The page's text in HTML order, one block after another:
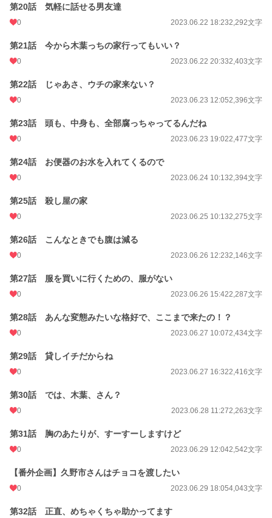
第20話 気軽に話せる男友達
0 2023.06.22 18:232,292文字
第21話 今から木葉っちの家行ってもいい？
0 2023.06.22 20:332,403文字
第22話 じゃあさ、ウチの家来ない？
0 2023.06.23 12:052,396文字
第23話 頭も、中身も、全部腐っちゃってるんだね
0 2023.06.23 19:022,477文字
第24話 お便器のお水を入れてくるので
0 2023.06.24 10:132,394文字
第25話 殺し屋の家
0 2023.06.25 10:132,275文字
第26話 こんなときでも腹は減る
0 2023.06.26 12:232,146文字
第27話 服を買いに行くための、服がない
0 2023.06.26 15:422,287文字
第28話 あんな変態みたいな格好で、ここまで来たの！？
0 2023.06.27 10:072,434文字
第29話 貸しイチだからね
0 2023.06.27 16:322,416文字
第30話 では、木葉、さん？
0 2023.06.28 11:272,263文字
第31話 胸のあたりが、すーすーしますけど
0 2023.06.29 12:042,542文字
【番外企画】久野市さんはチョコを渡したい
0 2023.06.29 18:054,043文字
第32話 正直、めちゃくちゃ助かってます